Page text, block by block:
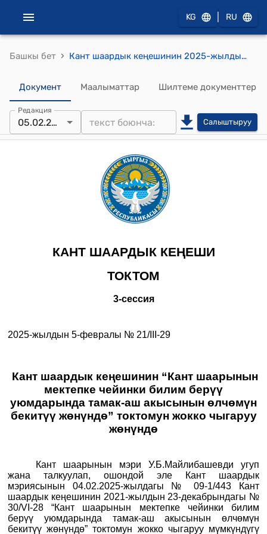
KG RU
Башкы бет › Кант шаардык кеңешинин 2025-жылдын 5-февралындагы № 21/III-29 "Кант шаардык кеңешинин “Кант шаарынын мектепке чейинки билим берүү уюмдарында тамак-аш акысынын өлчөмүн бекитүү жөнүндө” токтомун жокко чыгаруу жөнүндө" токтому
Документ Маалыматтар Шилтеме документтер
Редакция
05.02.2025 Салыштыруу